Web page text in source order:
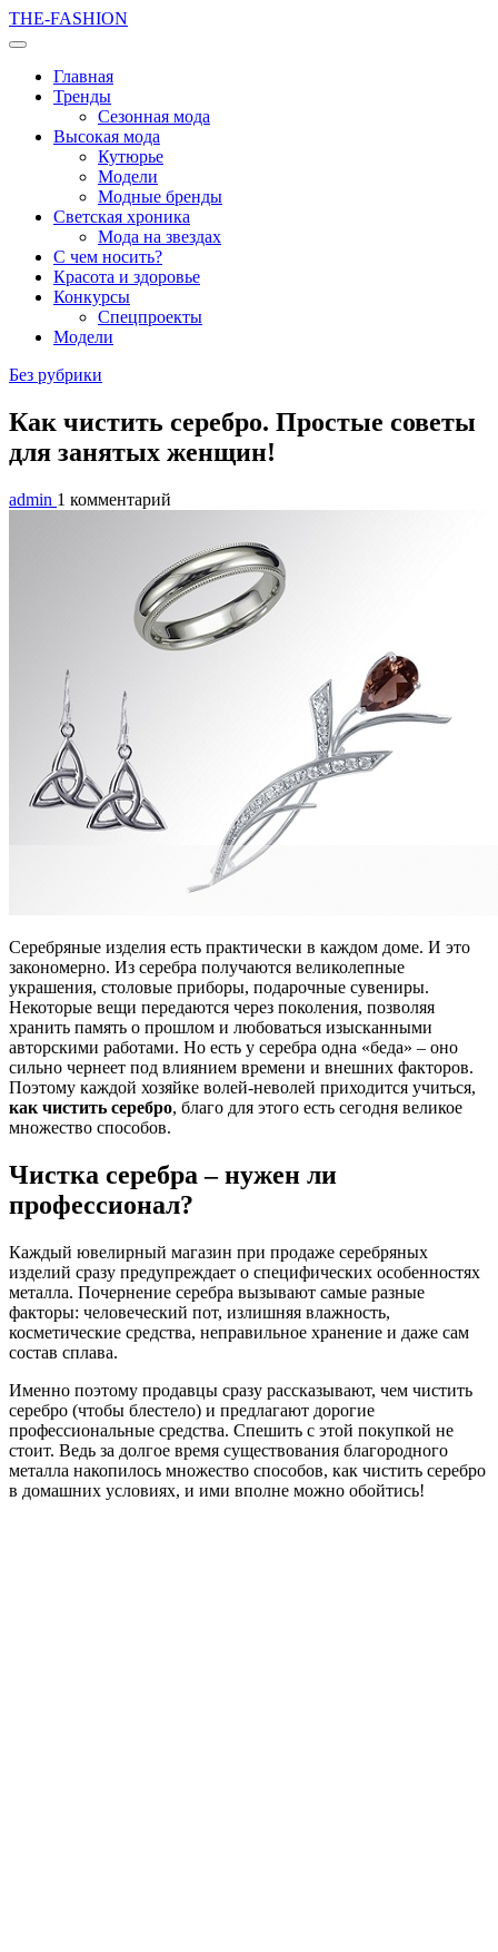
THE-FASHION
Главная
Тренды
Сезонная мода
Высокая мода
Кутюрье
Модели
Модные бренды
Светская хроника
Мода на звездах
С чем носить?
Красота и здоровье
Конкурсы
Спецпроекты
Модели
Без рубрики
Как чистить серебро. Простые советы
для занятых женщин!
admin 1 комментарий
Серебряные изделия есть практически в каждом доме. И это
закономерно. Из серебра получаются великолепные
украшения, столовые приборы, подарочные сувениры.
Некоторые вещи передаются через поколения, позволяя
хранить память о прошлом и любоваться изысканными
авторскими работами. Но есть у серебра одна «беда» – оно
сильно чернеет под влиянием времени и внешних факторов.
Поэтому каждой хозяйке волей-неволей приходится учиться,
как чистить серебро, благо для этого есть сегодня великое
множество способов.
Чистка серебра – нужен ли
профессионал?
Каждый ювелирный магазин при продаже серебряных
изделий сразу предупреждает о специфических особенностях
металла. Почернение серебра вызывают самые разные
факторы: человеческий пот, излишняя влажность,
косметические средства, неправильное хранение и даже сам
состав сплава.
Именно поэтому продавцы сразу рассказывают, чем чистить
серебро (чтобы блестело) и предлагают дорогие
профессиональные средства. Спешить с этой покупкой не
стоит. Ведь за долгое время существования благородного
металла накопилось множество способов, как чистить серебро
в домашних условиях, и ими вполне можно обойтись!